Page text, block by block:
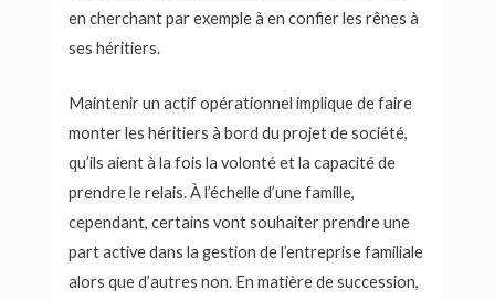
en cherchant par exemple à en confier les rênes à
ses héritiers.
Maintenir un actif opérationnel implique de faire
monter les héritiers à bord du projet de société,
qu’ils aient à la fois la volonté et la capacité de
prendre le relais. À l’échelle d’une famille,
cependant, certains vont souhaiter prendre une
part active dans la gestion de l’entreprise familiale
alors que d’autres non. En matière de succession,